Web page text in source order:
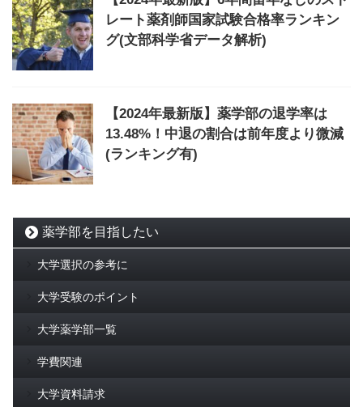
レート薬剤師国家試験合格率ランキン
グ(文部科学省データ解析)
【2024年最新版】薬学部の退学率は
13.48%！中退の割合は前年度より微減
(ランキング有)
薬学部を目指したい
大学選択の参考に
大学受験のポイント
大学薬学部一覧
学費関連
大学資料請求